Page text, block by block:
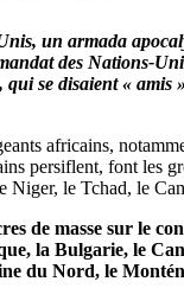
un armada
des Nations-
se disaient « amis
africains,
persiflent, font les
Niger, le Tchad, le
de masse sur le
la Bulgarie, le
du Nord, le